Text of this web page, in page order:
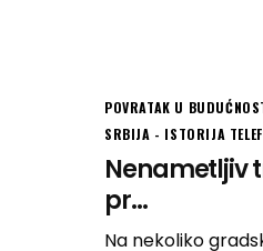
POVRATAK U
SRBIJA - ISTORIJA
Nenametljiv
pr...
Na nekoliko